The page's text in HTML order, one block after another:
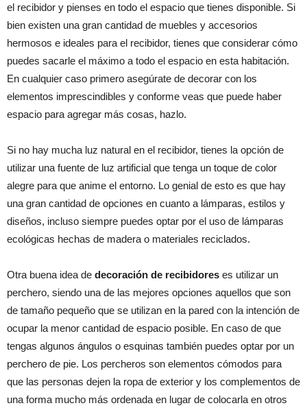
el recibidor y pienses en todo el espacio que tienes disponible. Si
bien existen una gran cantidad de muebles y accesorios
hermosos e ideales para el recibidor, tienes que considerar cómo
puedes sacarle el máximo a todo el espacio en esta habitación.
En cualquier caso primero asegúrate de decorar con los
elementos imprescindibles y conforme veas que puede haber
espacio para agregar más cosas, hazlo.
Si no hay mucha luz natural en el recibidor, tienes la opción de
utilizar una fuente de luz artificial que tenga un toque de color
alegre para que anime el entorno. Lo genial de esto es que hay
una gran cantidad de opciones en cuanto a lámparas, estilos y
diseños, incluso siempre puedes optar por el uso de lámparas
ecológicas hechas de madera o materiales reciclados.
Otra buena idea de decoración de recibidores es utilizar un
perchero, siendo una de las mejores opciones aquellos que son
de tamaño pequeño que se utilizan en la pared con la intención de
ocupar la menor cantidad de espacio posible. En caso de que
tengas algunos ángulos o esquinas también puedes optar por un
perchero de pie. Los percheros son elementos cómodos para
que las personas dejen la ropa de exterior y los complementos de
una forma mucho más ordenada en lugar de colocarla en otros